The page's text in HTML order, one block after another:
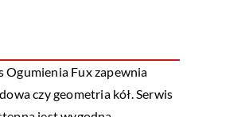
Ogumienia Fux zapewnia
czy geometria kół. Serwis